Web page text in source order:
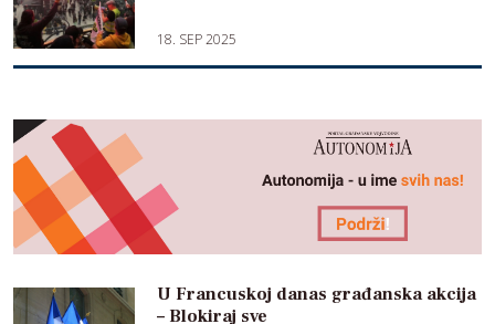
18. SEP 2025
U Francuskoj danas građanska akcija
– Blokiraj sve